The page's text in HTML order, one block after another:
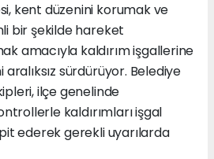
kent düzenini korumak ve
bir şekilde hareket
amacıyla kaldırım işgallerine
sürdürüyor. Belediye
ilçe genelinde
kaldırımları işgal
ederek gerekli uyarılarda